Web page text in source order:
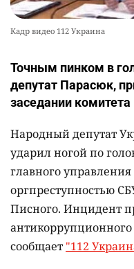
Кадр видео 112 Украина
Точным пинком в
депутат Парасюк,
заседании
Народный депутат
ударил ногой по
главного
оргпреступностью
Писного. Инцидент
сообщает "112